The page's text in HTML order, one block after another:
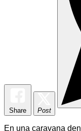
Share Post
En una caravana